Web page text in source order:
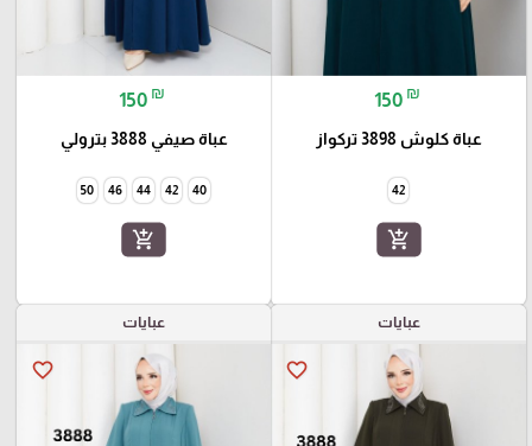
150 ₪
عباة كلوش 3898 تركواز
42
add_shopping_cart
150 ₪
عباة صيفي 3888 بترولي
40
42
44
46
50
add_shopping_cart
عبايات
favorite_border
عبايات
favorite_border